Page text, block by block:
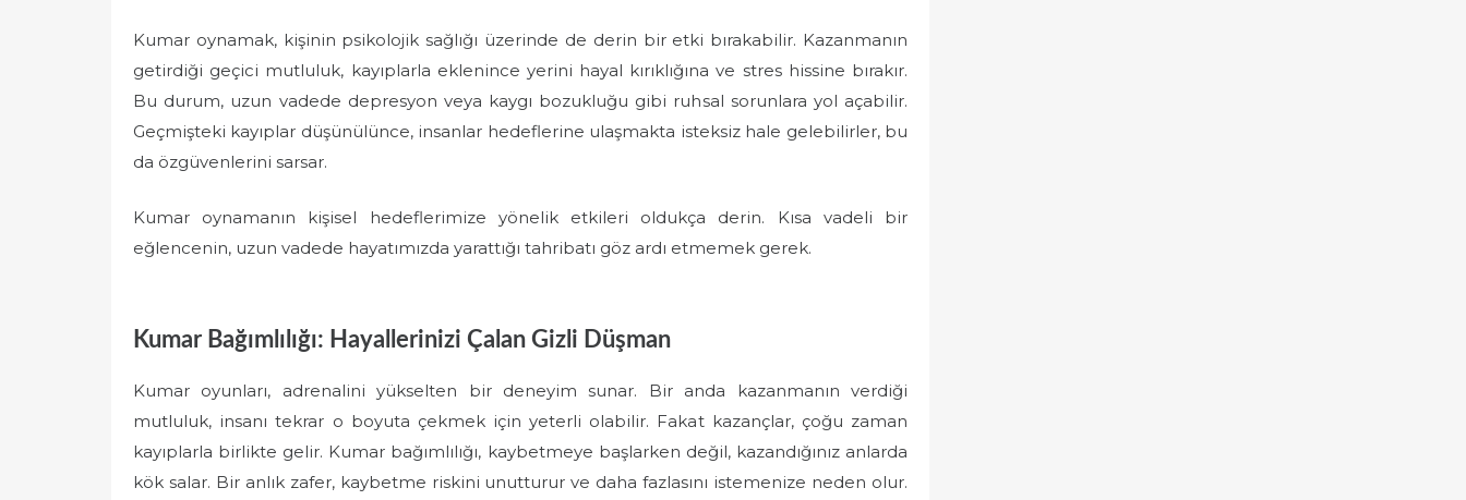
Kumar oynamak, kişinin psikolojik sağlığı üzerinde de derin bir etki bırakabilir. Kazanmanın
getirdiği geçici mutluluk, kayıplarla eklenince yerini hayal kırıklığına ve stres hissine bırakır.
Bu durum, uzun vadede depresyon veya kaygı bozukluğu gibi ruhsal sorunlara yol açabilir.
Geçmişteki kayıplar düşünülünce, insanlar hedeflerine ulaşmakta isteksiz hale gelebilirler, bu
da özgüvenlerini sarsar.
Kumar oynamanın kişisel hedeflerimize yönelik etkileri oldukça derin. Kısa vadeli bir
eğlencenin, uzun vadede hayatımızda yarattığı tahribatı göz ardı etmemek gerek.
Kumar Bağımlılığı: Hayallerinizi Çalan Gizli Düşman
Kumar oyunları, adrenalini yükselten bir deneyim sunar. Bir anda kazanmanın verdiği
mutluluk, insanı tekrar o boyuta çekmek için yeterli olabilir. Fakat kazançlar, çoğu zaman
kayıplarla birlikte gelir. Kumar bağımlılığı, kaybetmeye başlarken değil, kazandığınız anlarda
kök salar. Bir anlık zafer, kaybetme riskini unutturur ve daha fazlasını istemenize neden olur.